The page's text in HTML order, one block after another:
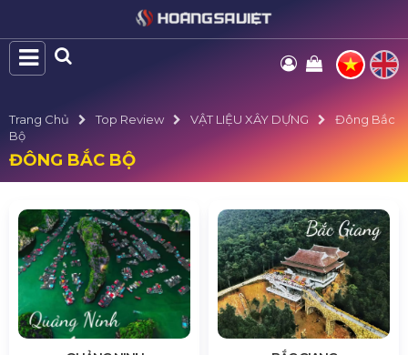
Trang Chủ Top Review VẬT LIỆU XÂY DỰNG
Đông Bắc
Bộ
ĐÔNG BẮC BỘ